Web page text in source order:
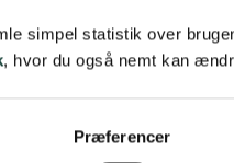
simpel statistik over
, hvor du også nemt kan
Præferencer